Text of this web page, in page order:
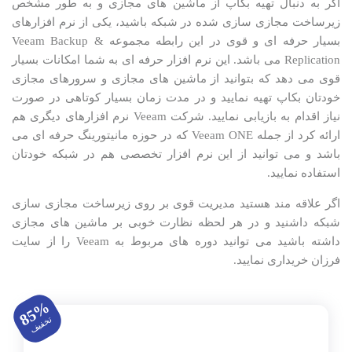
مجازی سازی
کامپتیا
Microsoft Web Server IIS
Veeam
مجازی سازی دسکتاپ VDI
شبیه سازهای شبکه Simulation
تشریح سوالات آزمون بین المللی
KVM Linux
VPN (وی پی ان)
اگر به دنبال تهیه بکاپ از ماشین های مجازی و به طور مشخص
زیرساخت مجازی سازی شده در شبکه باشید، یکی از نرم افزارهای
بسیار حرفه ای و قوی در این رابطه مجموعه Veeam Backup &
Replication می باشد. این نرم افزار حرفه ای به شما امکانات بسیار
قوی می دهد که بتوانید از ماشین های مجازی و سرورهای مجازی
خودتان بکاپ تهیه نمایید و در مدت زمان بسیار کوتاهی در صورت
نیاز اقدام به بازیابی نمایید. شرکت Veeam نرم افزارهای دیگری هم
ارائه کرد از جمله Veeam ONE که در حوزه مانیتورینگ حرفه ای می
باشد و می توانید از این نرم افزار تخصصی هم در شبکه خودتان
استفاده نمایید.
اگر علاقه مند هستید مدیریت قوی بر روی زیرساخت مجازی سازی
شبکه داشنید و در هر لحظه نظارت خوبی بر ماشین های مجازی
داشته باشید می توانید دوره های مربوط به Veeam را از سایت
فرزان خریداری نمایید.
85%
تخفیف